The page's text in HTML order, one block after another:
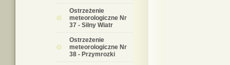
Ostrzeżenie
meteorologiczne Nr
37 - Silny Wiatr
Ostrzeżenie
meteorologiczne Nr
38 - Przymrozki